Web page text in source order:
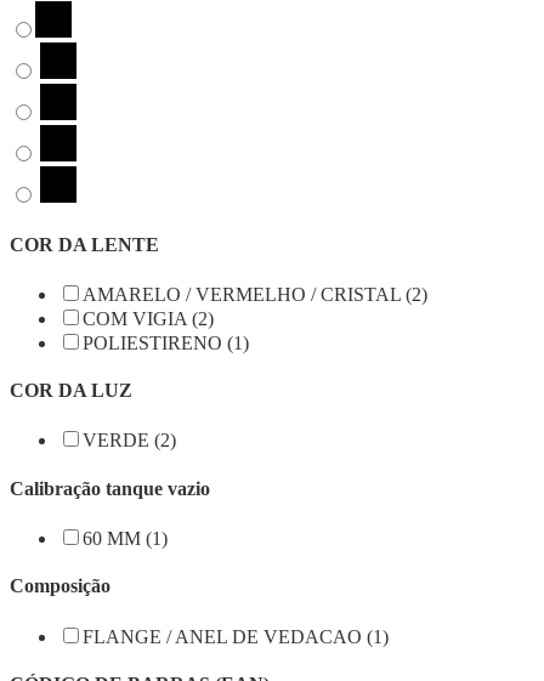
COR DA LENTE
AMARELO / VERMELHO / CRISTAL (2)
COM VIGIA (2)
POLIESTIRENO (1)
COR DA LUZ
VERDE (2)
Calibração tanque vazio
60 MM (1)
Composição
FLANGE / ANEL DE VEDACAO (1)